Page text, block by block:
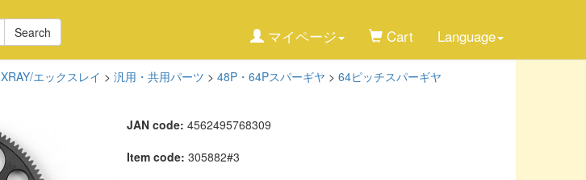
Search マイページ Cart Language
XRAY/エックスレイ > 汎用・共用パーツ > 48P・64Pスパーギヤ > 64ピッチスパーギヤ
JAN code:4562495768309
Item code:305882#3